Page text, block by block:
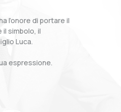
l’onore di portare il
simbolo, il
Luca.
espressione.